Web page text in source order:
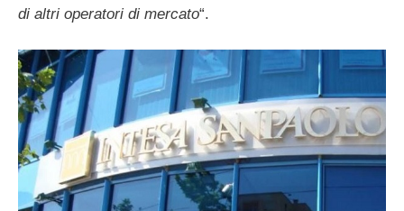
di altri operatori di mercato“.